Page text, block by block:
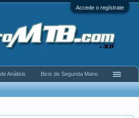
Accede o regístrate
Análisis Bicis de Segunda Mano